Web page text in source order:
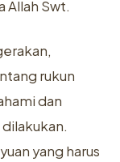
Allah Swt.
rukun
dan
yang harus